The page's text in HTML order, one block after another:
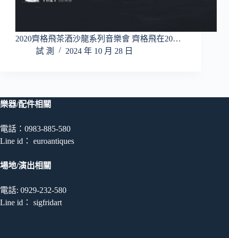
2020齊格飛茶酒沙龍系列音樂會 齊格飛在20…
試 測
2024 年 10 月 28 日
樂器/配件相關
電話：0983-885-580
Line id： euroantiques
場地/演出相關
電話: 0929-232-580
Line id： sigfridart